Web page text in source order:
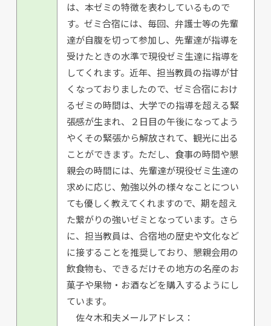
は、本ゼミの特徴を表わしているもので
す。ゼミ合宿には、毎回、弁護士等の先輩
達が自腹を切って参加し、先輩達が指導を
受けたときの水準で現役ゼミ生達に指導を
してくれます。近年、担当教員の指導が甘
くなっておりましたので、ゼミ合宿におけ
るゼミの時間は、大学での指導を超える緊
張感が生まれ、２日目の午後になってよう
やくその緊張から解放されて、観光に出る
ことができます。ただし、食事の時間や懇
親会の時間には、先輩達が現役ゼミ生達の
求めに応じ、勉強以外の様々なことについ
ても優しく教えてくれますので、期を超え
た繋がりの強いゼミとなっています。さら
に、担当教員は、合宿地の歴史や文化など
に接することを推奨しており、懇親会用の
飲食物も、できるだけその地方の名産のお
菓子や果物・お酒などを購入するようにし
ています。
佐々木和夫メールアドレス：